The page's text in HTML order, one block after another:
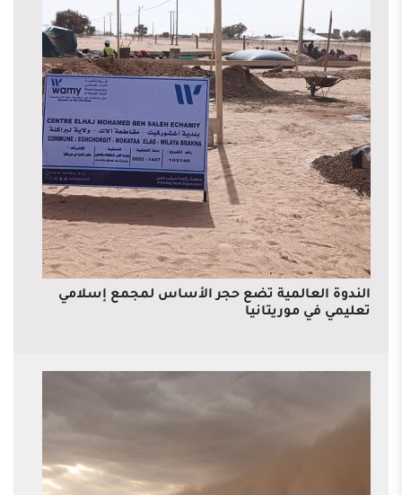
الندوة العالمية تضع حجر الأساس لمجمع إسلامي
تعليمي في موريتانيا